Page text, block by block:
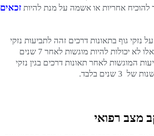
להוכיח אחריות או אשמה על מנת להיות זכאים
נזקי גוף בתאונות דרכים זהה לתביעות נזקי
גוף אחרות וגם תביעות אלו לא יכולות להיות מוגשות לאחר 7 שנים
המוגשות לאחר תאונות דרכים בגין נזקי
בלבד.
מצב רפואי